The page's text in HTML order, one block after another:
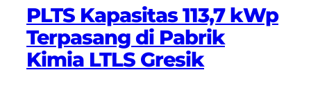
PLTS Kapasitas 113,7 kWp
Terpasang di Pabrik
Kimia LTLS Gresik